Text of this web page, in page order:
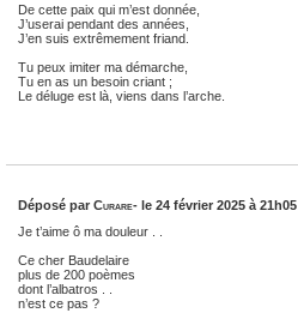
De cette paix qui m’est donnée,
J’userai pendant des années,
J’en suis extrêmement friand.
Tu peux imiter ma démarche,
Tu en as un besoin criant ;
Le déluge est là, viens dans l’arche.
Déposé par Curare- le 24 février 2025 à 21h05
Je t’aime ô ma douleur . .
Ce cher Baudelaire
plus de 200 poèmes
dont l’albatros . .
n’est ce pas ?